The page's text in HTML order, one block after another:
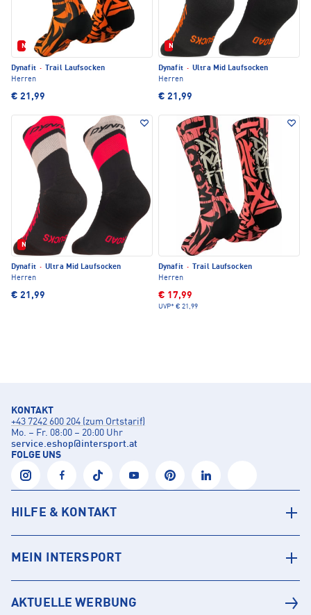
Neu
Dynafit ·
Trail Laufsocken
Herren
€ 21,99
Neu
Dynafit · Ultra Mid Laufsocken
Herren
€ 21,99
Neu
Dynafit · Ultra Mid Laufsocken
Herren
€ 21,99
Dynafit ·
Trail Laufsocken
Herren
€ 17,99
UVP* € 21,99
KONTAKT
+43 7242 600 204 (zum Ortstarif)
Mo. – Fr. 08:00 – 20:00 Uhr
service.eshop@intersport.at
FOLGE UNS
HILFE & KONTAKT
MEIN INTERSPORT
AKTUELLE WERBUNG